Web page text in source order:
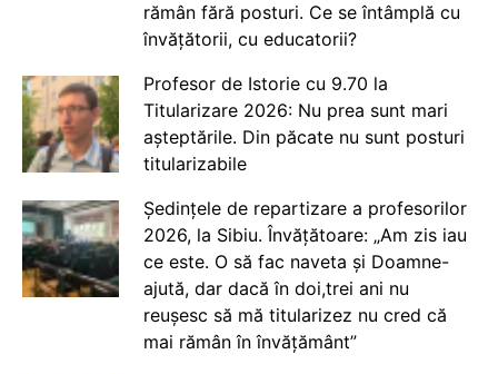
rămân fără posturi. Ce se întâmplă cu
învățătorii, cu educatorii?
Profesor de Istorie cu 9.70 la
Titularizare 2026: Nu prea sunt mari
așteptările. Din păcate nu sunt posturi
titularizabile
Ședințele de repartizare a profesorilor
2026, la Sibiu. Învățătoare: „Am zis iau
ce este. O să fac naveta și Doamne-
ajută, dar dacă în doi,trei ani nu
reușesc să mă titularizez nu cred că
mai rămân în învățământ”